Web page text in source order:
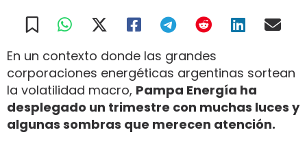
En un contexto donde las grandes
corporaciones energéticas argentinas sortean
la volatilidad macro, Pampa Energía ha
desplegado un trimestre con muchas luces y
algunas sombras que merecen atención.